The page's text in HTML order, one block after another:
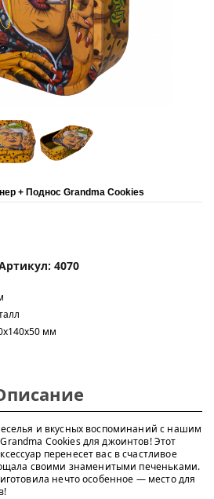
+ Поднос Grandma Cookies
4070
мм
и вкусных воспоминаний с нашим
Cookies для джоинтов! Этот
перенесет вас в счастливое
своими знаменитыми печеньками.
нечто особенное — место для